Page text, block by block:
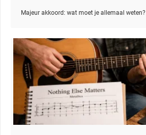
Majeur akkoord: wat moet je allemaal weten?